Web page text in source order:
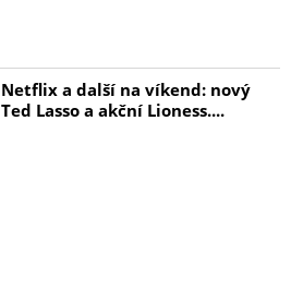
Netflix a další na víkend: nový
Ted Lasso a akční Lioness....